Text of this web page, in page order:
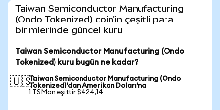
Taiwan Semiconductor Manufacturing
(Ondo Tokenized) coin'in çeşitli para
birimlerinde güncel kuru
Taiwan Semiconductor Manufacturing (Ondo
Tokenized) kuru bugün ne kadar?
🇺🇸Taiwan Semiconductor Manufacturing (Ondo
Tokenized)'dan Amerikan Doları'na
1 TSMon eşittir $424,14